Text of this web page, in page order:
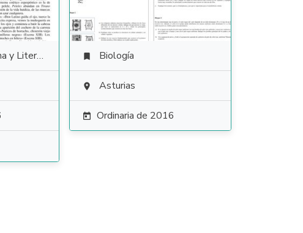
 Biología
 Asturias
 Ordinaria de 2016